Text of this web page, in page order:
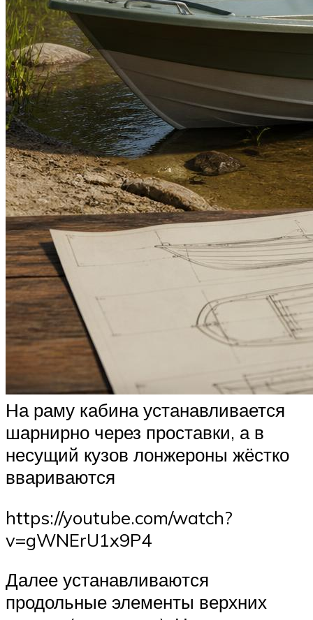
На раму кабина устанавливается
шарнирно через проставки, а в
несущий кузов лонжероны жёстко
ввариваются
https://youtube.com/watch?
v=gWNErU1x9P4
Далее устанавливаются
продольные элементы верхних